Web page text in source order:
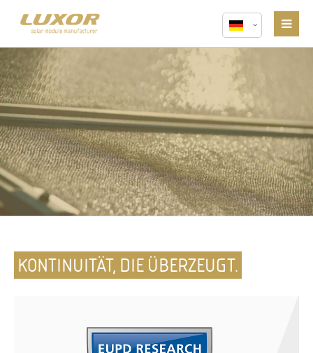
KONTINUITÄT, DIE ÜBERZEUGT.